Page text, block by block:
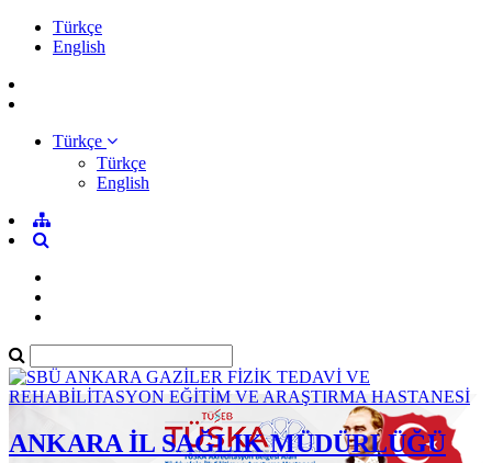
Türkçe
English
Türkçe
Türkçe
English
ANKARA İL SAĞLIK MÜDÜRLÜĞÜ